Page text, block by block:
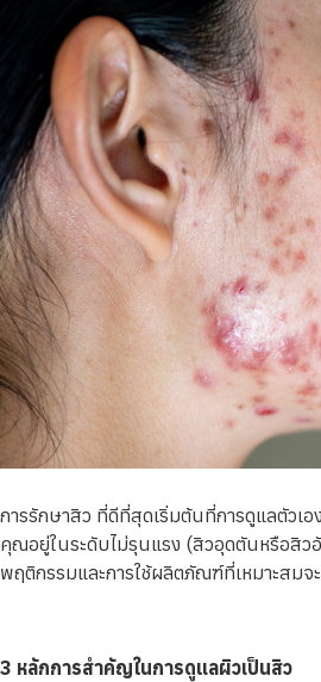
การรักษาสิว ที่ดีที่สุดเริ่มต้นที่การดูแลตัวเอ
คุณอยู่ในระดับไม่รุนแรง (สิวอุดตันหรือสิว
พฤติกรรมและการใช้ผลิตภัณฑ์ที่เหมาะสมจ
3 หลักการสำคัญในการดูแลผิวเป็นสิว